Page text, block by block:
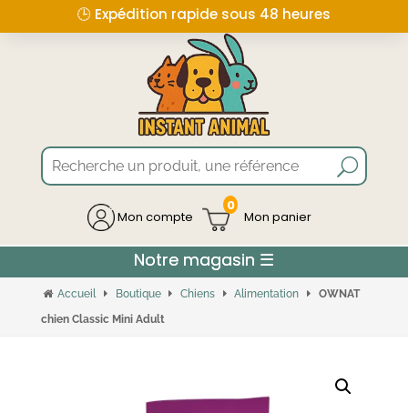
🕒 Expédition rapide sous 48 heures
Mon compte
0
Accueil Boutique Chiens Alimentation
OWNAT
chien Classic Mini Adult